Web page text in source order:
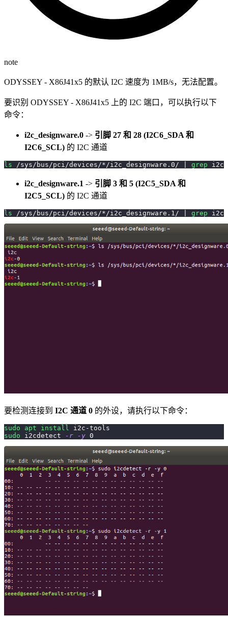
note
ODYSSEY - X86J41x5 的默认 I2C 速度为 1MB/s，无法配置。
要识别 ODYSSEY - X86J41x5 上的 I2C 端口，可以执行以下
命令：
i2c_designware.0 -> 引脚 27 和 28 (I2C6_SDA 和
I2C6_SCL) 的 I2C 通道
ls /sys/bus/pci/devices/*/i2c_designware.0/ grep i2c
i2c_designware.1 -> 引脚 3 和 5 (I2C5_SDA 和
I2C5_SCL) 的 I2C 通道
ls /sys/bus/pci/devices/*/i2c_designware.1/ grep i2c
要检测连接到 I2C 通道 0 的外设，请执行以下命令：
sudo apt install
i2c-tools
sudo i2cdetect -r -y 0